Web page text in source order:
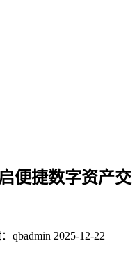
便捷数字资产交
qbadmin 2025-12-22